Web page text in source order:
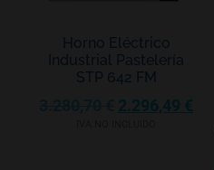
Horno Eléctrico
Industrial Pastelería
STP 642 FM
2.296,49 €